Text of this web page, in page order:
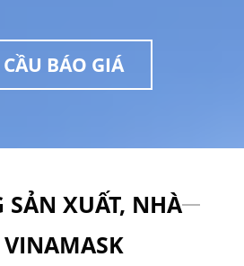
BÁO GIÁ
XUẤT, NHÀ